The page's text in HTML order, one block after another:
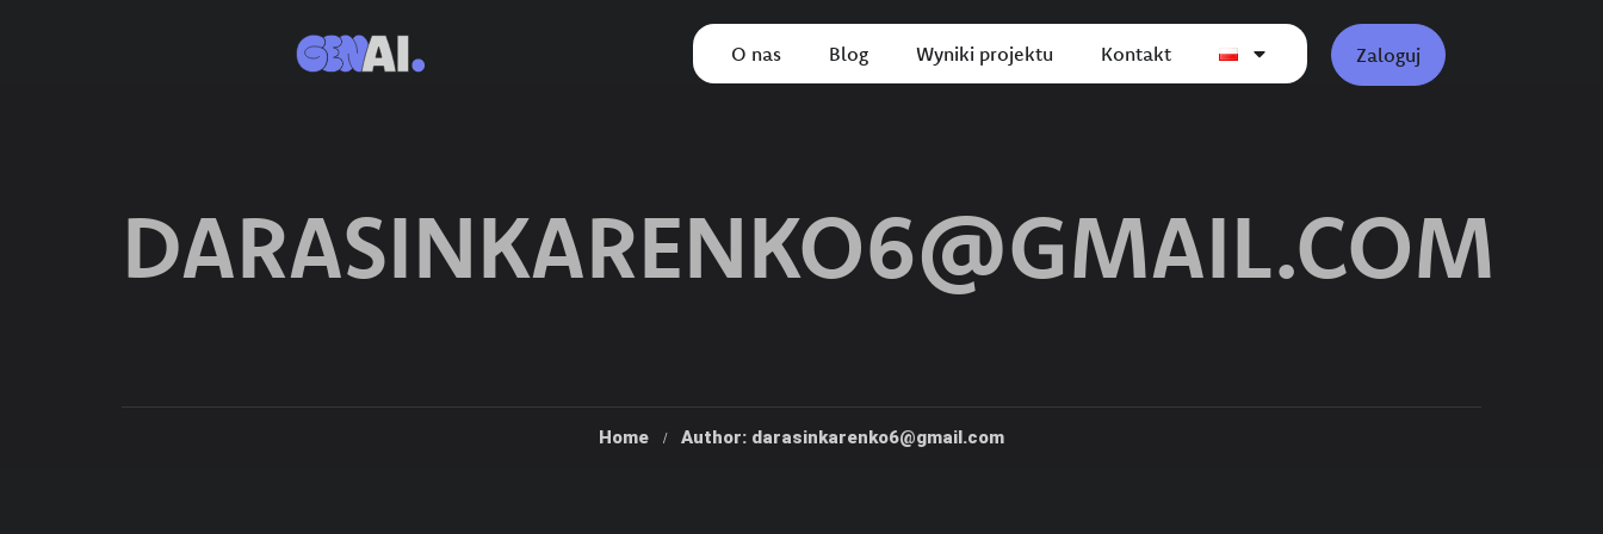
O nas Blog Wyniki projektu Kontakt Zaloguj
DARASINKARENKO6@GMAIL.COM
Home Author: darasinkarenko6@gmail.com